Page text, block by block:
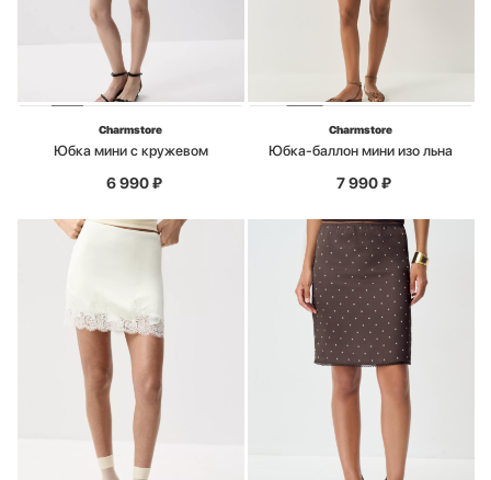
Charmstore
Юбка мини с кружевом
6 990₽
Charmstore
Юбка-баллон мини изо льна
7 990₽